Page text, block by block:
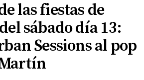
las fiestas de
sábado día 13:
Sessions al pop